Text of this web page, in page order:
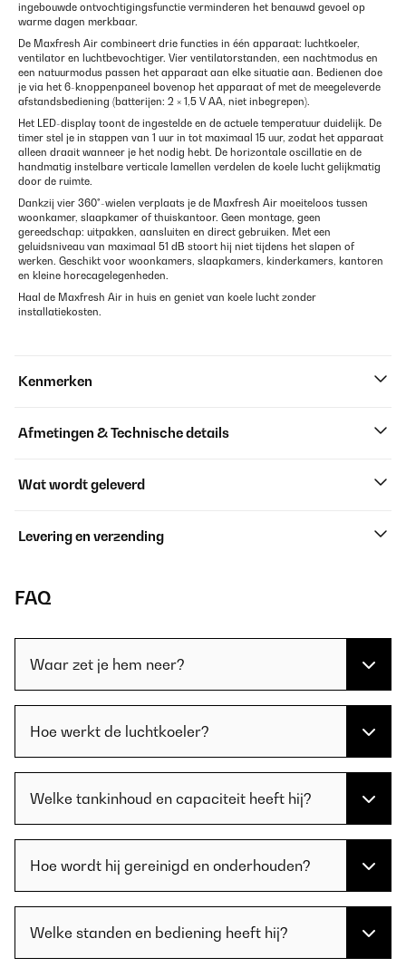
ingebouwde ontvochtigingsfunctie verminderen het benauwd gevoel op
warme dagen merkbaar.
De Maxfresh Air combineert drie functies in één apparaat: luchtkoeler,
ventilator en luchtbevochtiger. Vier ventilatorstanden, een nachtmodus en
een natuurmodus passen het apparaat aan elke situatie aan. Bedienen doe
je via het 6-knoppenpaneel bovenop het apparaat of met de meegeleverde
afstandsbediening (batterijen: 2 × 1,5 V AA, niet inbegrepen).
Het LED-display toont de ingestelde en de actuele temperatuur duidelijk. De
timer stel je in stappen van 1 uur in tot maximaal 15 uur, zodat het apparaat
alleen draait wanneer je het nodig hebt. De horizontale oscillatie en de
handmatig instelbare verticale lamellen verdelen de koele lucht gelijkmatig
door de ruimte.
Dankzij vier 360°-wielen verplaats je de Maxfresh Air moeiteloos tussen
woonkamer, slaapkamer of thuiskantoor. Geen montage, geen
gereedschap: uitpakken, aansluiten en direct gebruiken. Met een
geluidsniveau van maximaal 51 dB stoort hij niet tijdens het slapen of
werken. Geschikt voor woonkamers, slaapkamers, kinderkamers, kantoren
en kleine horecagelegenheden.
Haal de Maxfresh Air in huis en geniet van koele lucht zonder
installatiekosten.
Kenmerken
Afmetingen & Technische details
Wat wordt geleverd
Levering en verzending
FAQ
Waar zet je hem neer?
Hoe werkt de luchtkoeler?
Welke tankinhoud en capaciteit heeft hij?
Hoe wordt hij gereinigd en onderhouden?
Welke standen en bediening heeft hij?